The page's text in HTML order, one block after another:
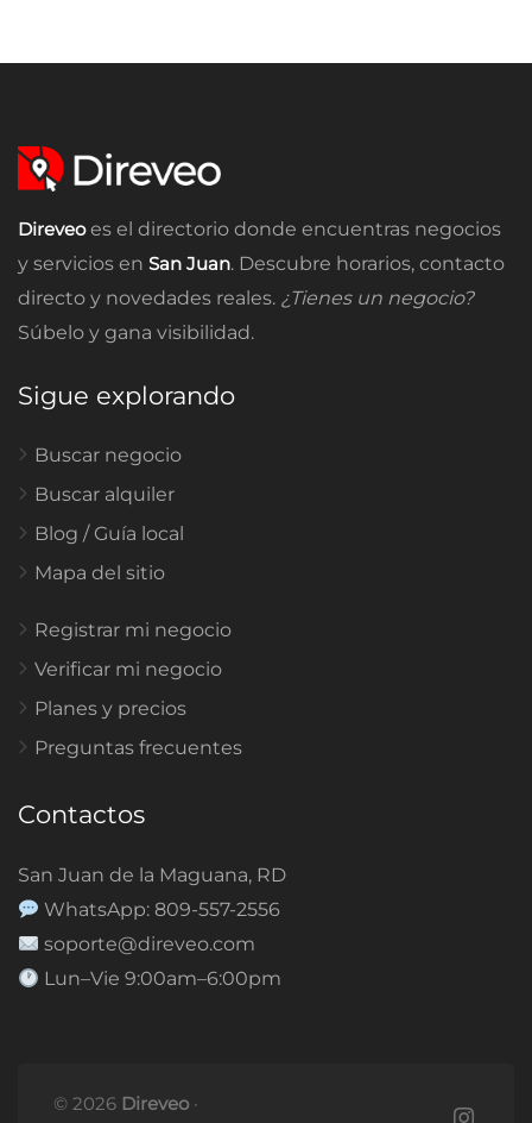
Direveoes el directorio donde encuentras negocios
y servicios en San Juan. Descubre horarios, contacto
directo y novedades reales. ¿Tienes un negocio?
Súbelo y gana visibilidad.
Sigue explorando
Buscar negocio
Buscar alquiler
Blog / Guía local
Mapa del sitio
Registrar mi negocio
Verificar mi negocio
Planes y precios
Preguntas frecuentes
Contactos
San Juan de la Maguana, RD
WhatsApp: 809-557-2556
soporte@direveo.com
Lun–Vie 9:00am–6:00pm
© 2026 Direveo ·